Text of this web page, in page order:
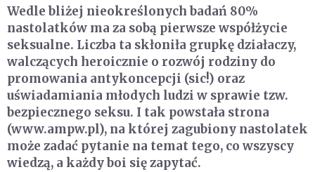
Wedle bliżej nieokreślonych badań 80%
nastolatków ma za sobą pierwsze współżycie
seksualne. Liczba ta skłoniła grupkę działaczy,
walczących heroicznie o rozwój rodziny do
promowania antykoncepcji (sic!) oraz
uświadamiania młodych ludzi w sprawie tzw.
bezpiecznego seksu. I tak powstała strona
(www.ampw.pl), na której zagubiony nastolatek
może zadać pytanie na temat tego, co wszyscy
wiedzą, a każdy boi się zapytać.